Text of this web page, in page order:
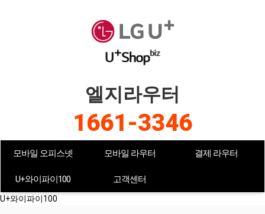
엘지라우터
1661-3346
모바일 오피스넷 모바일 라우터 결제 라우터
U+와이파이100 고객센터
U+와이파이100